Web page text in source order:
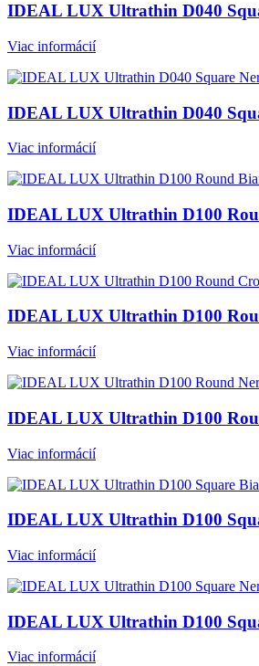
IDEAL LUX Ultrathin D040
Viac informácií
IDEAL LUX Ultrathin D040
Viac informácií
IDEAL LUX Ultrathin D100
Viac informácií
IDEAL LUX Ultrathin D100
Viac informácií
IDEAL LUX Ultrathin D100
Viac informácií
IDEAL LUX Ultrathin D100
Viac informácií
IDEAL LUX Ultrathin D100
Viac informácií